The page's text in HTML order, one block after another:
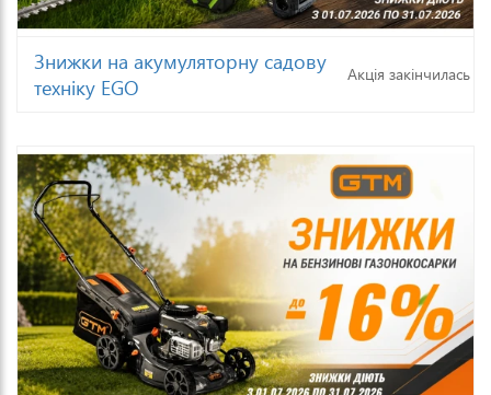
Знижки на акумуляторну садову
техніку EGO
Акція закінчилась